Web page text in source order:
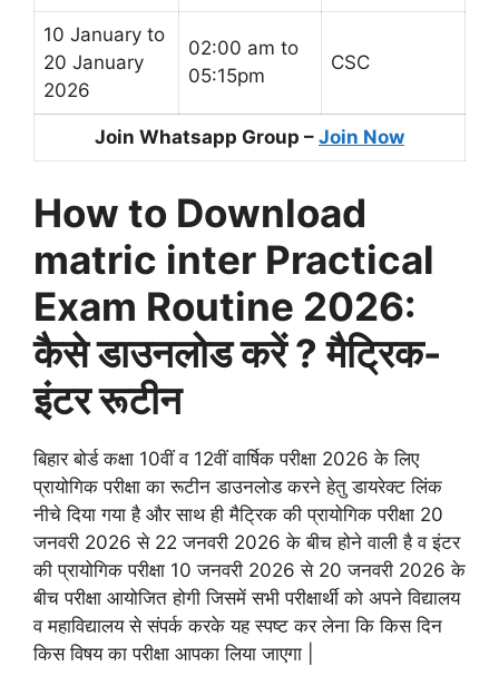
10 January to
20 January
2026
02:00 am to
05:15pm
CSC
Join Whatsapp Group – Join Now
How to Download
matric inter Practical
Exam Routine 2026:
कैसे डाउनलोड करें ? मैट्रिक-
इंटर रूटीन
बिहार बोर्ड कक्षा 10वीं व 12वीं वार्षिक परीक्षा 2026 के लिए
प्रायोगिक परीक्षा का रूटीन डाउनलोड करने हेतु डायरेक्ट लिंक
नीचे दिया गया है और साथ ही मैट्रिक की प्रायोगिक परीक्षा 20
जनवरी 2026 से 22 जनवरी 2026 के बीच होने वाली है व इंटर
की प्रायोगिक परीक्षा 10 जनवरी 2026 से 20 जनवरी 2026 के
बीच परीक्षा आयोजित होगी जिसमें सभी परीक्षार्थी को अपने विद्यालय
व महाविद्यालय से संपर्क करके यह स्पष्ट कर लेना कि किस दिन
किस विषय का परीक्षा आपका लिया जाएगा |